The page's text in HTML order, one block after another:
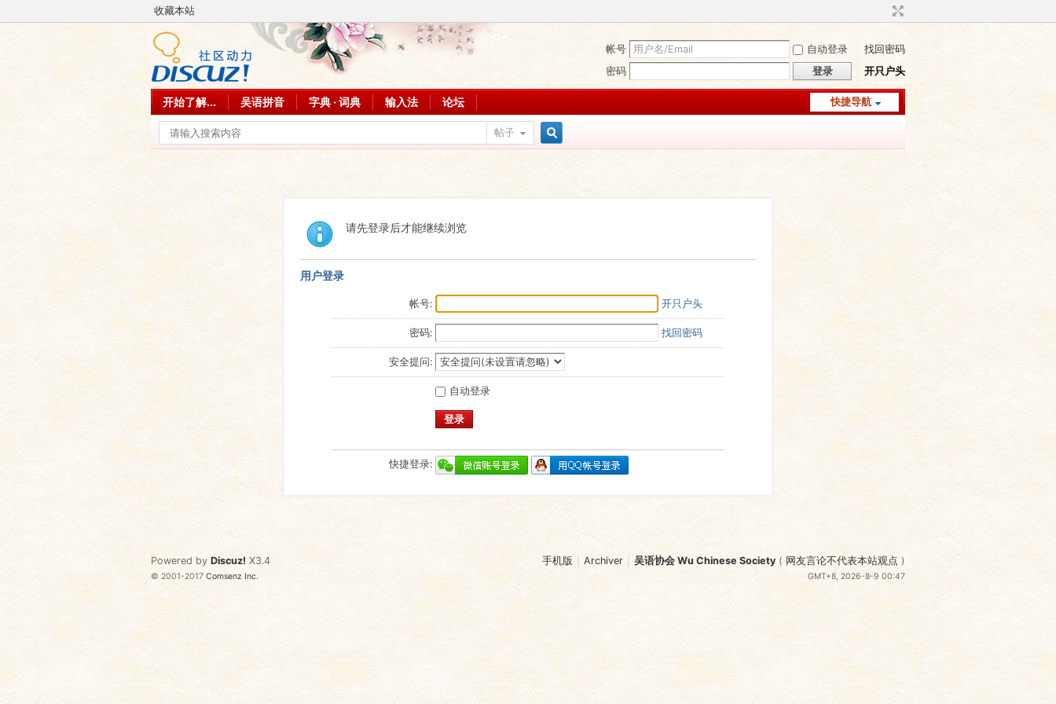
收藏本站
帐号 自动登录
找回密码
密码
登录 开只户头
快捷导航
开始了解... 吴语拼音 字典 · 词典 输入法 论坛
帖子
请先登录后才能继续浏览
用户登录
帐号: 开只户头
密码: 找回密码
安全提问:
自动登录
登录
快捷登录:
手机版 Archiver 吴语协会 Wu Chinese Society ( 网友言论不代表本站观点 )
GMT+8, 2026-8-9 00:47
Powered by Discuz! X3.4
© 2001-2017Comsenz Inc.